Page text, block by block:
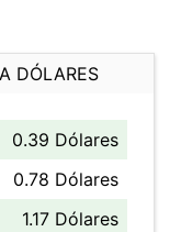
DÓLARES
0.39 Dólares
0.78 Dólares
1.17 Dólares